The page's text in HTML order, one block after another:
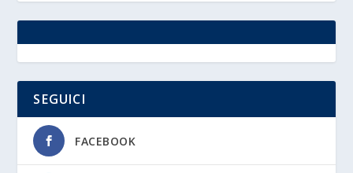
SEGUICI
FACEBOOK